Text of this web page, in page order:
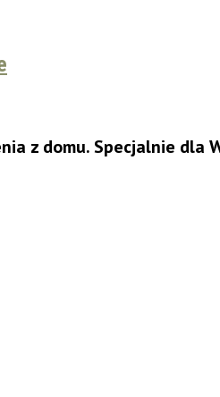
z domu. Specjalnie